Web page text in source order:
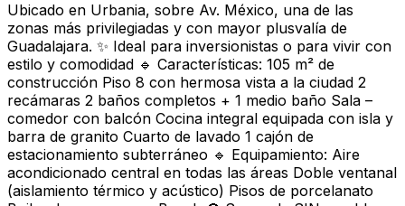
Ubicado en Urbania, sobre Av. México, una de las
zonas más privilegiadas y con mayor plusvalía de
Guadalajara. ✨ Ideal para inversionistas o para vivir con
estilo y comodidad 🔹 Características: 105 m² de
construcción Piso 8 con hermosa vista a la ciudad 2
recámaras 2 baños completos + 1 medio baño Sala –
comedor con balcón Cocina integral equipada con isla y
barra de granito Cuarto de lavado 1 cajón de
estacionamiento subterráneo 🔹 Equipamiento: Aire
acondicionado central en todas las áreas Doble ventanal
(aislamiento térmico y acústico) Pisos de porcelanato